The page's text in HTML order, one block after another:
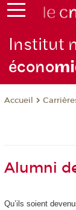
Institut
écono
Accueil
Alumni
Qu’ils soient